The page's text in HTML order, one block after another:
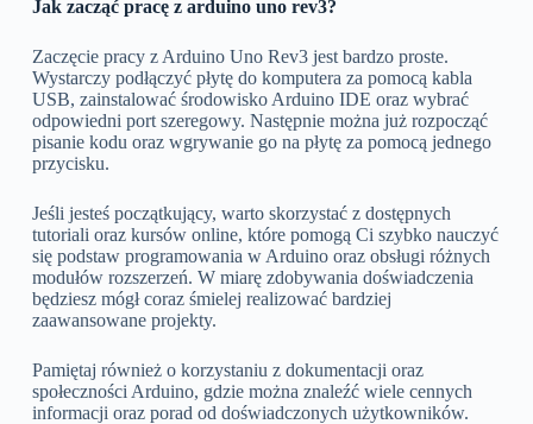
Jak zacząć pracę z arduino uno rev3?
Zaczęcie pracy z Arduino Uno Rev3 jest bardzo proste.
Wystarczy podłączyć płytę do komputera za pomocą kabla
USB, zainstalować środowisko Arduino IDE oraz wybrać
odpowiedni port szeregowy. Następnie można już rozpocząć
pisanie kodu oraz wgrywanie go na płytę za pomocą jednego
przycisku.
Jeśli jesteś początkujący, warto skorzystać z dostępnych
tutoriali oraz kursów online, które pomogą Ci szybko nauczyć
się podstaw programowania w Arduino oraz obsługi różnych
modułów rozszerzeń. W miarę zdobywania doświadczenia
będziesz mógł coraz śmielej realizować bardziej
zaawansowane projekty.
Pamiętaj również o korzystaniu z dokumentacji oraz
społeczności Arduino, gdzie można znaleźć wiele cennych
informacji oraz porad od doświadczonych użytkowników.